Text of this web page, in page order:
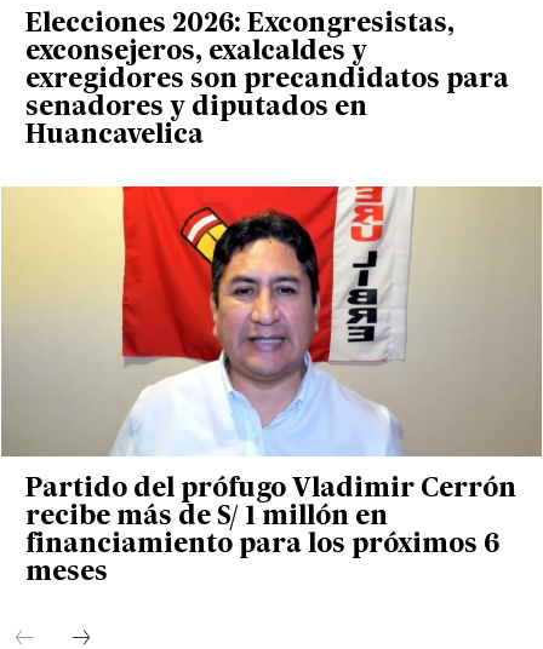
Elecciones 2026: Excongresistas,
exconsejeros, exalcaldes y
exregidores son precandidatos para
senadores y diputados en
Huancavelica
Partido del prófugo Vladimir Cerrón
recibe más de S/ 1 millón en
financiamiento para los próximos 6
meses